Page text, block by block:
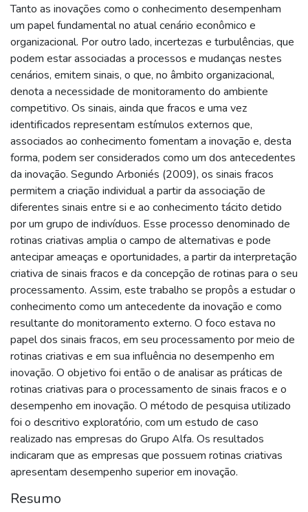
Tanto as inovações como o conhecimento desempenham
um papel fundamental no atual cenário econômico e
organizacional. Por outro lado, incertezas e turbulências, que
podem estar associadas a processos e mudanças nestes
cenários, emitem sinais, o que, no âmbito organizacional,
denota a necessidade de monitoramento do ambiente
competitivo. Os sinais, ainda que fracos e uma vez
identificados representam estímulos externos que,
associados ao conhecimento fomentam a inovação e, desta
forma, podem ser considerados como um dos antecedentes
da inovação. Segundo Arboniés (2009), os sinais fracos
permitem a criação individual a partir da associação de
diferentes sinais entre si e ao conhecimento tácito detido
por um grupo de indivíduos. Esse processo denominado de
rotinas criativas amplia o campo de alternativas e pode
antecipar ameaças e oportunidades, a partir da interpretação
criativa de sinais fracos e da concepção de rotinas para o seu
processamento. Assim, este trabalho se propôs a estudar o
conhecimento como um antecedente da inovação e como
resultante do monitoramento externo. O foco estava no
papel dos sinais fracos, em seu processamento por meio de
rotinas criativas e em sua influência no desempenho em
inovação. O objetivo foi então o de analisar as práticas de
rotinas criativas para o processamento de sinais fracos e o
desempenho em inovação. O método de pesquisa utilizado
foi o descritivo exploratório, com um estudo de caso
realizado nas empresas do Grupo Alfa. Os resultados
indicaram que as empresas que possuem rotinas criativas
apresentam desempenho superior em inovação.
Resumo